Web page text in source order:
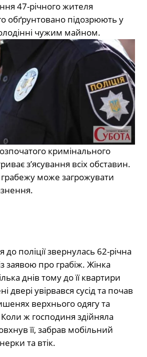
47-річного жителя
обґрунтовано підозрюють у
чужим майном.
кримінального
з’ясування всіх обставин.
може загрожувати
поліції звернулась 62-річна
заявою про грабіж. Жінка
днів тому до її квартири
двері увірвався сусід та почав
верхнього одягу та
ж господиня здійняла
її, забрав мобільний
та втік.